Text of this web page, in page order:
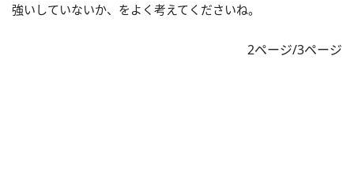
強いしていないか、をよく考えてくださいね。
2ページ/3ページ